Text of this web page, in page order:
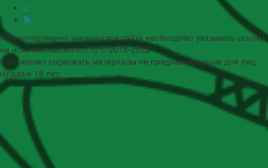
При копировании материалов сайта необходимо указывать ссылку
на источник xboxunion.ru © 2018-2022
Сайт может содержать материалы не предназначенные для лиц
младше 18 лет.